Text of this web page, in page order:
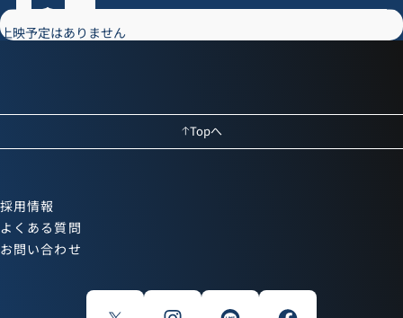
上映予定はありません
Topへ
採用情報
よくある質問
お問い合わせ